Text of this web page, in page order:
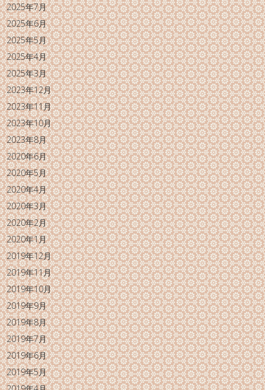
2025年7月
2025年6月
2025年5月
2025年4月
2025年3月
2023年12月
2023年11月
2023年10月
2023年8月
2020年6月
2020年5月
2020年4月
2020年3月
2020年2月
2020年1月
2019年12月
2019年11月
2019年10月
2019年9月
2019年8月
2019年7月
2019年6月
2019年5月